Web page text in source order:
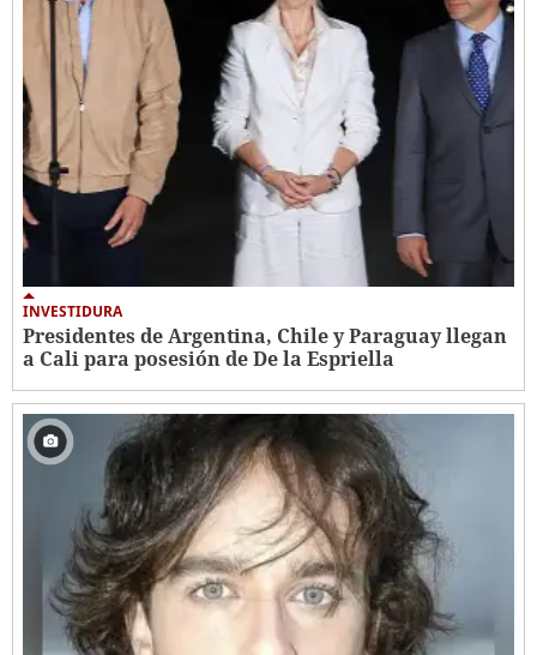
INVESTIDURA
Presidentes de Argentina, Chile y Paraguay llegan
a Cali para posesión de De la Espriella